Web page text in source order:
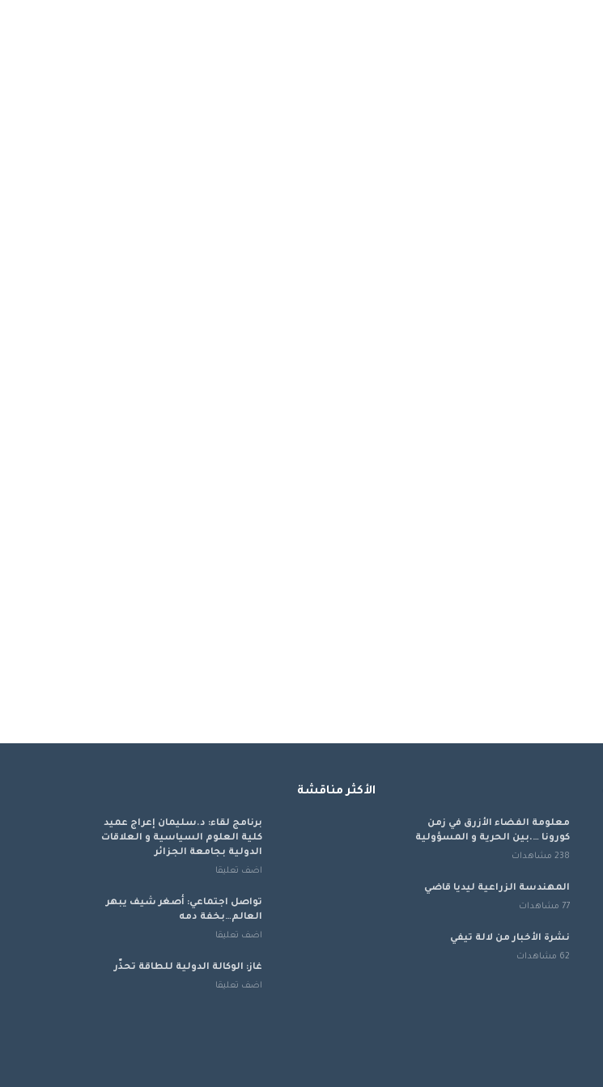
معلومة الفضاء الأزرق في زمن
كورونا ….بين الحرية و المسؤولية
238 مشاهدات
المهندسة الزراعية ليديا قاضي
77 مشاهدات
نشرة الأخبار من لالة تيفي
62 مشاهدات
الأكثر مناقشة
برنامج لقاء: د.سليمان إعراج عميد
كلية العلوم السياسية و العلاقات
الدولية بجامعة الجزائر
اضف تعليقا
تواصل اجتماعي: أصغر شيف يبهر
العالم…بخفة دمه
اضف تعليقا
غاز: الوكالة الدولية للطاقة تحذّر
اضف تعليقا